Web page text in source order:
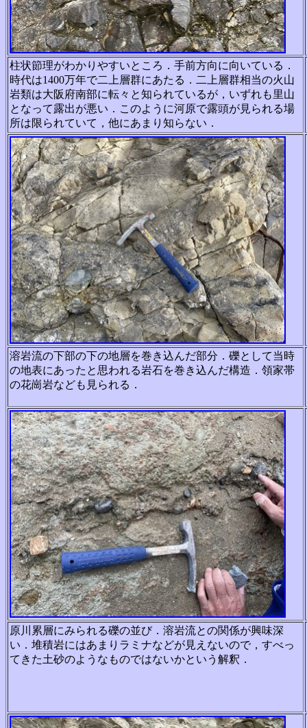
柱状節理がわかりやすいところ．手前方向に向いている．
時代は1400万年で二上層群にあたる．二上層群相当の火山
岩類は大阪府南部に転々と知られているが，いずれも里山
となって露出が悪い．このように河原で露頭が見られる場
所は限られていて，他にあまり知らない．
溶岩流の下部の下の地層を巻き込んだ部分．礫として当時
の地表にあったと思われる岩石を巻き込んだ構造．領家帯
の花崗岩なども見られる．
原川累層にみられる礫の並び．溶岩流との関係が興味深
い．堆積岩にはあまりラミナなどが見えないので，すべっ
てきた土砂のようなものではないかという解釈．